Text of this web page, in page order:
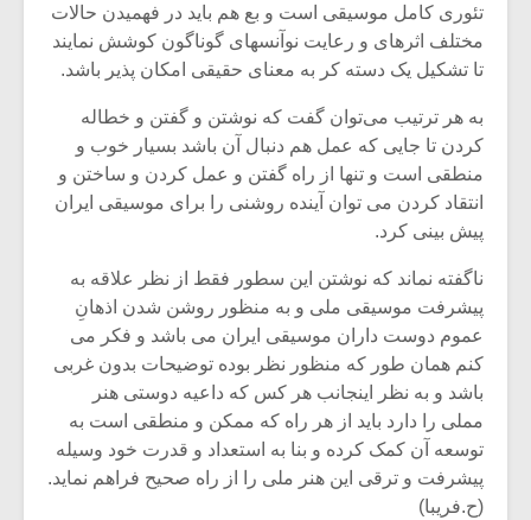
تئوری کامل موسیقی است و بع هم باید در فهمیدن حالات
مختلف اثرهای و رعایت نوآنسهای گوناگون کوشش نمایند
تا تشکیل یک دسته کر به معنای حقیقی امکان پذیر باشد.
به هر ترتیب می‌توان گفت که نوشتن و گفتن و خطاله
کردن تا جایی که عمل هم دنبال آن باشد بسیار خوب و
منطقی است و تنها از راه گفتن و عمل کردن و ساختن و
انتقاد کردن می توان آینده روشنی را برای موسیقی ایران
پیش بینی کرد.
ناگفته نماند که نوشتن این سطور فقط از نظر علاقه به
پیشرفت موسیقی ملی و به منظور روشن شدن اذهانِ
عموم دوست داران موسیقی ایران می باشد و فکر می
کنم همان طور که منظور نظر بوده توضیحات بدون غربی
باشد و به نظر اینجانب هر کس که داعیه دوستی هنر
مملی را دارد باید از هر راه که ممکن و منطقی است به
توسعه آن کمک کرده و بنا به استعداد و قدرت خود وسیله
پیشرفت و ترقی این هنر ملی را از راه صحیح فراهم نماید.
(ح.فریبا)